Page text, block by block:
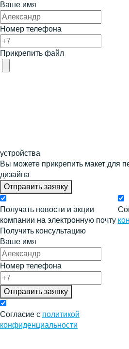
Ваше имя
Номер телефона
Прикрепить файл
устройства
Вы можете прикрепить макет для
дизайна
Отправить заявку
Получать новости и акции
компании на электронную почту
Получить консультацию
Ваше имя
Номер телефона
Отправить заявку
Согласие с политикой
конфиденциальности